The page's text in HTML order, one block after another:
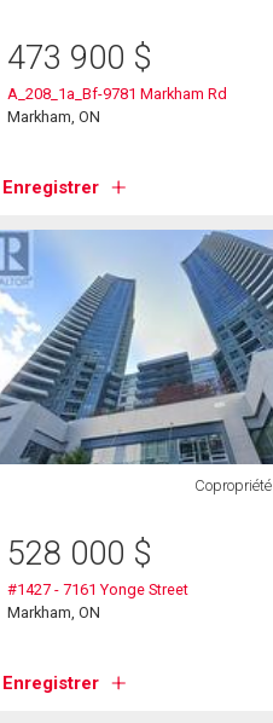
473 900 $
A_208_1a_Bf-9781 Markham Rd
Markham, ON
Enregistrer
Copropriété
528 000 $
#1427 - 7161 Yonge Street
Markham, ON
Enregistrer